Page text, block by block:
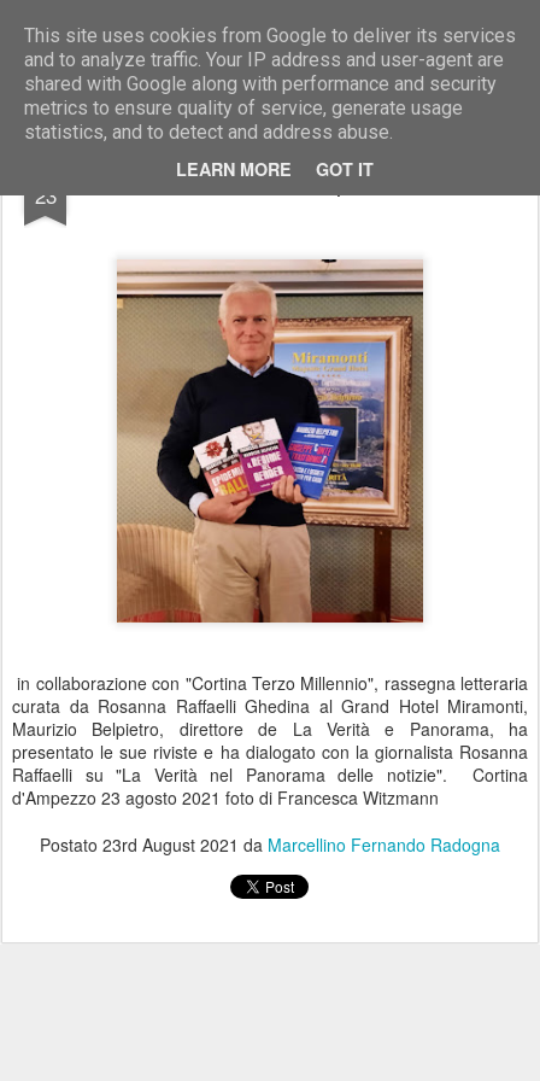
This site uses cookies from Google to deliver its services
and to analyze traffic. Your IP address and user-agent are
shared with Google along with performance and security
metrics to ensure quality of service, generate usage
statistics, and to detect and address abuse.
LEARN MORE GOT IT
Marcellino Radogna - Fotonotizie per la stampa
23 Maurizio Belpietro
in collaborazione con "Cortina Terzo Millennio", rassegna letteraria
curata da Rosanna Raffaelli Ghedina al Grand Hotel Miramonti,
Maurizio Belpietro, direttore de La Verità e Panorama, ha
presentato le sue riviste e ha dialogato con la giornalista Rosanna
Raffaelli su "La Verità nel Panorama delle notizie". Cortina
d'Ampezzo 23 agosto 2021 foto di Francesca Witzmann
Postato 23rd August 2021 da Marcellino Fernando Radogna